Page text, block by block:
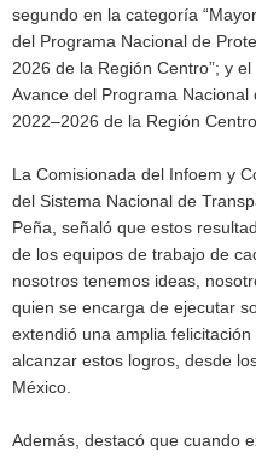
segundo en la categoría
del Programa Nacional de
2026 de la Región Centro”; y
Avance del Programa
2022–2026 de la Región
La Comisionada del Infoem y
del Sistema Nacional de
Peña, señaló que estos
de los equipos de trabajo de
nosotros tenemos ideas,
quien se encarga de ejecutar
extendió una amplia
alcanzar estos logros, desde
México.
Además, destacó que cuando